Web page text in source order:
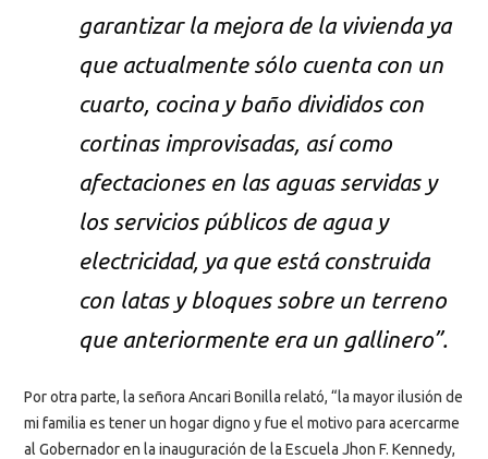
garantizar la mejora de la vivienda ya
que actualmente sólo cuenta con un
cuarto, cocina y baño divididos con
cortinas improvisadas, así como
afectaciones en las aguas servidas y
los servicios públicos de agua y
electricidad, ya que está construida
con latas y bloques sobre un terreno
que anteriormente era un gallinero”.
Por otra parte, la señora Ancari Bonilla relató, “la mayor ilusión de
mi familia es tener un hogar digno y fue el motivo para acercarme
al Gobernador en la inauguración de la Escuela Jhon F. Kennedy,